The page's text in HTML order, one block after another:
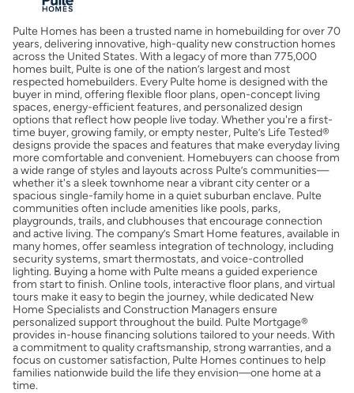
Obtener mi puntaje de crédito
Calcular mi hipoteca
Obtener Aprobación Previa
Preparar mi casa para la venta
Seguro de propietarios
Obtener ofertas por mi casa
Pulte Homes has been a trusted name in homebuilding for over 70
years, delivering innovative, high-quality new construction homes
across the United States. With a legacy of more than 775,000
homes built, Pulte is one of the nation’s largest and most
respected homebuilders. Every Pulte home is designed with the
buyer in mind, offering flexible floor plans, open-concept living
spaces, energy-efficient features, and personalized design
options that reflect how people live today. Whether you're a first-
time buyer, growing family, or empty nester, Pulte’s Life Tested®
designs provide the spaces and features that make everyday living
more comfortable and convenient. Homebuyers can choose from
a wide range of styles and layouts across Pulte’s communities—
whether it's a sleek townhome near a vibrant city center or a
spacious single-family home in a quiet suburban enclave. Pulte
communities often include amenities like pools, parks,
playgrounds, trails, and clubhouses that encourage connection
and active living. The company’s Smart Home features, available in
many homes, offer seamless integration of technology, including
security systems, smart thermostats, and voice-controlled
lighting. Buying a home with Pulte means a guided experience
from start to finish. Online tools, interactive floor plans, and virtual
tours make it easy to begin the journey, while dedicated New
Home Specialists and Construction Managers ensure
personalized support throughout the build. Pulte Mortgage®
provides in-house financing solutions tailored to your needs. With
a commitment to quality craftsmanship, strong warranties, and a
focus on customer satisfaction, Pulte Homes continues to help
families nationwide build the life they envision—one home at a
time.